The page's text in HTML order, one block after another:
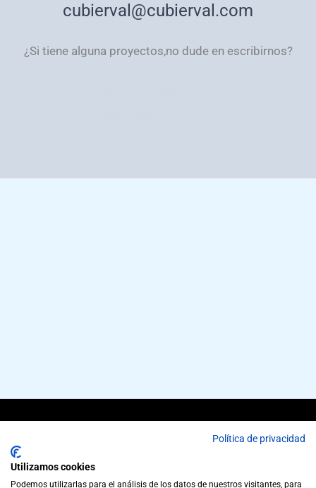
cubierval@cubierval.com
¿Si tiene alguna proyectos,no dude en escribirnos?
Copyright © 2026 cubiertas metalicas CUBIERVAL,
Política de privacidad
Utilizamos cookies
Podemos utilizarlas para el análisis de los datos de nuestros visitantes, para